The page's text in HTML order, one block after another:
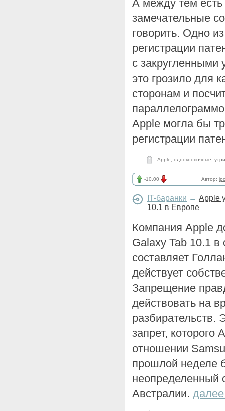
А между тем
замечательные
говорить. Одно
регистрации
с закругленными
это грозило для
сторонам и
Apple могла бы
регистрации
Apple однокнопочные
-10.00 Автор:
IT-баранки → Apple
10.1 в Европе
Компания Apple
Galaxy Tab 10.1
составляет
действует
Запрещение
действовать на
разбирательств.
запрет, которого
отношении
прошлой неделе
неопределенный
Австралии.